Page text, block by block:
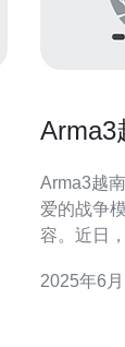
Arma3
Arma3越南服务器即
爱的战争
容。近日
实的游戏体验。 这家越南服务器
2025年6月